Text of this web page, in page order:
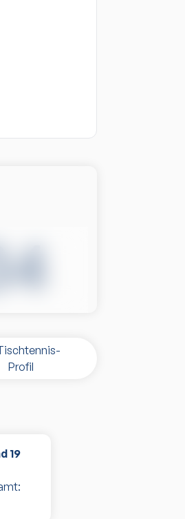
Profil
19